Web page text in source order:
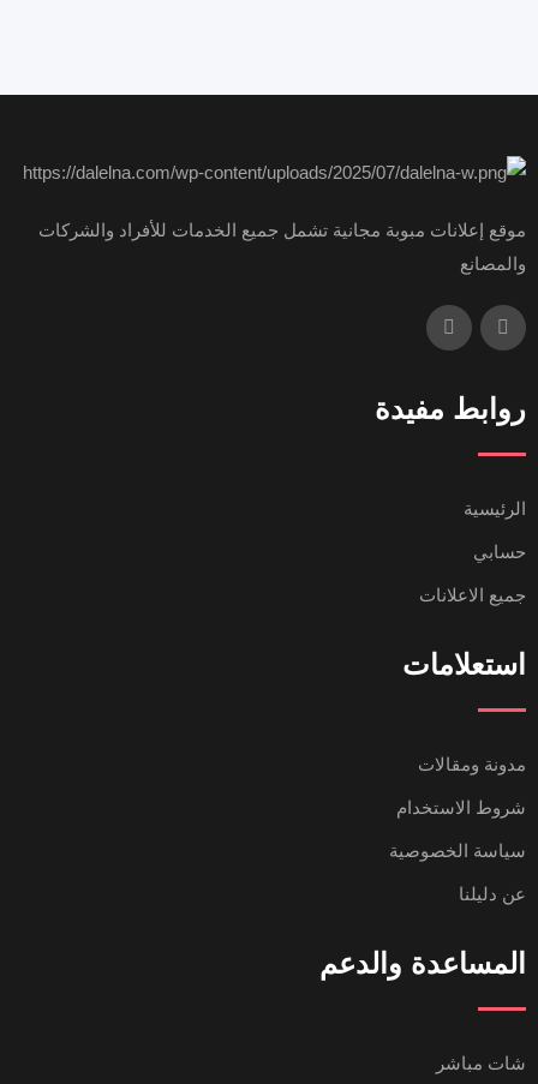
موقع إعلانات مبوبة مجانية تشمل جميع الخدمات للأفراد والشركات
والمصانع
روابط مفيدة
الرئيسية
حسابي
جميع الاعلانات
استعلامات
مدونة ومقالات
شروط الاستخدام
سياسة الخصوصية
عن دليلنا
المساعدة والدعم
شات مباشر